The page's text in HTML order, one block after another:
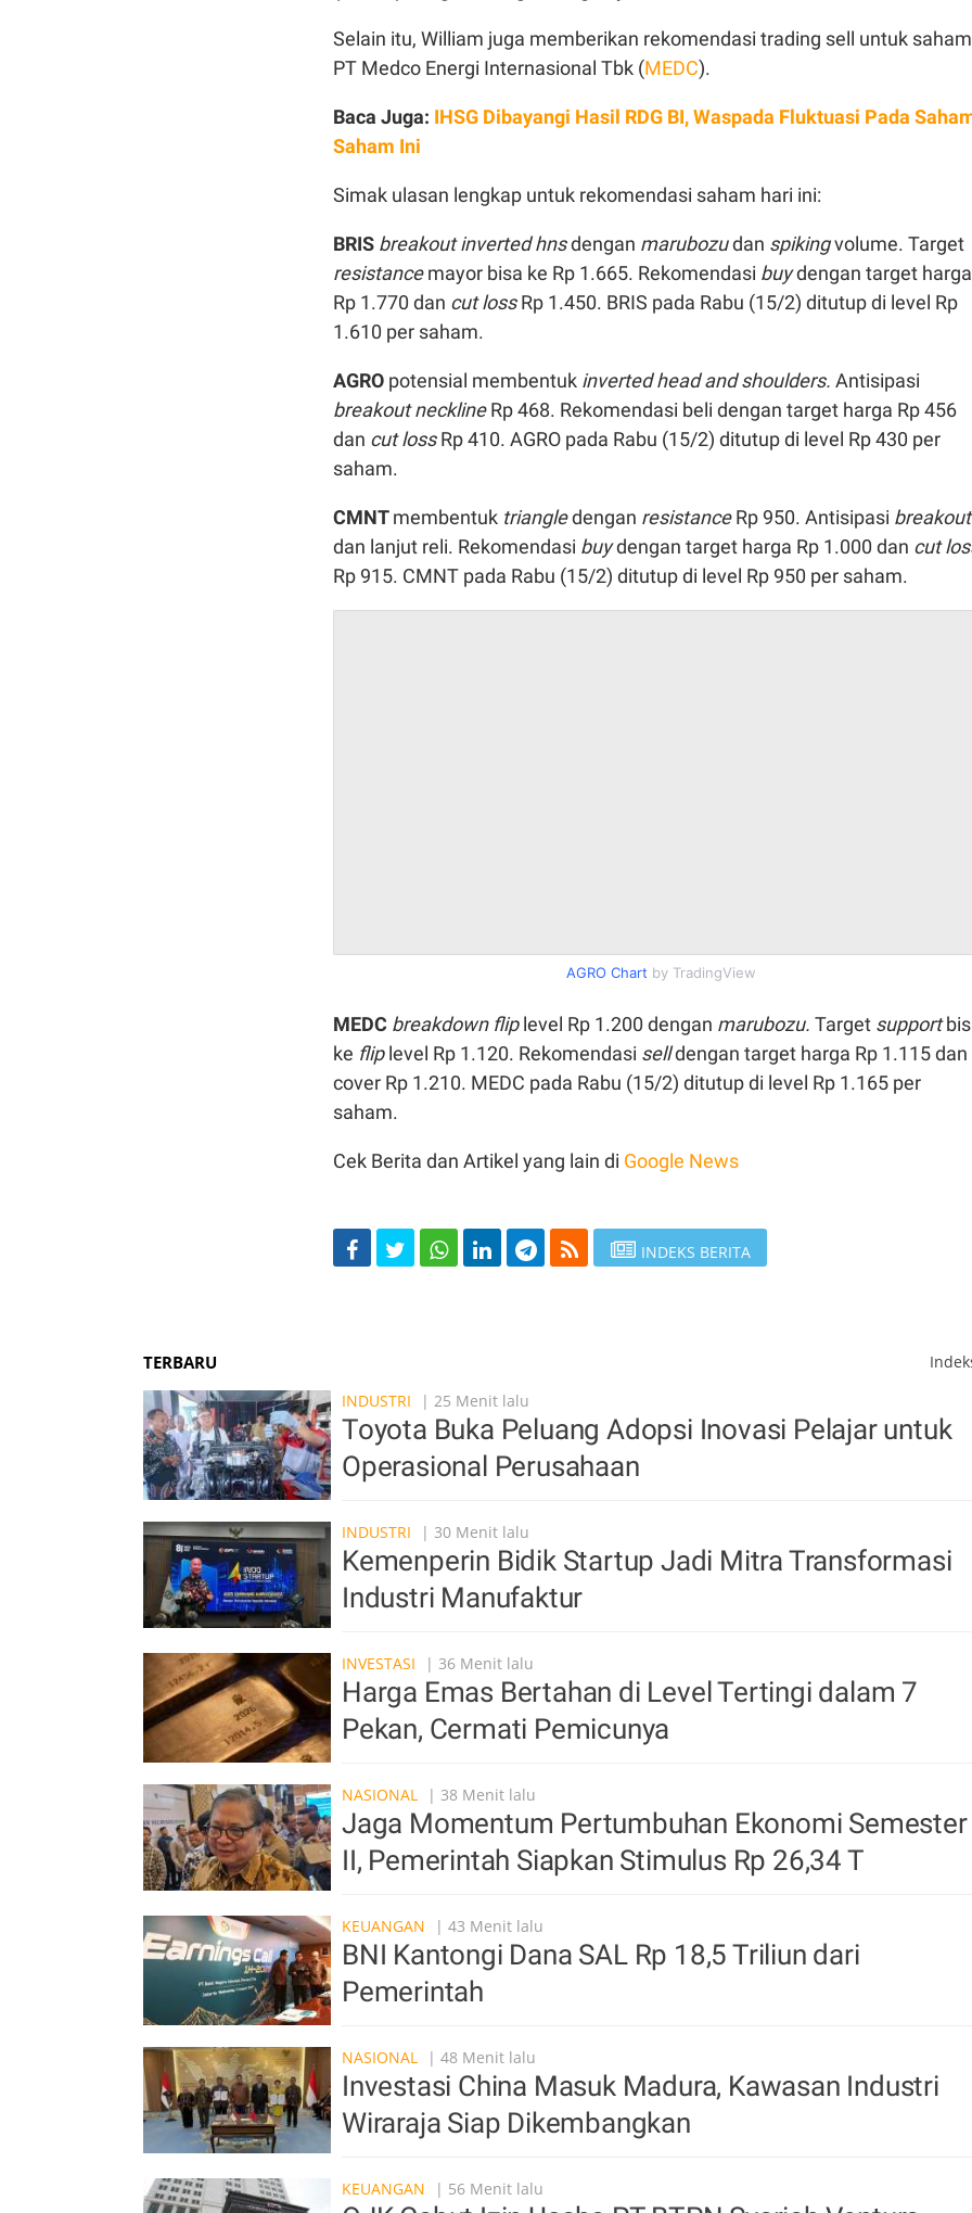
Selain itu, William juga memberikan rekomendasi trading sell untuk saham
PT Medco Energi Internasional Tbk (MEDC).
Baca Juga: IHSG Dibayangi Hasil RDG BI, Waspada Fluktuasi Pada
Saham Ini
Simak ulasan lengkap untuk rekomendasi saham hari ini:
BRIS breakout inverted hnsdengan marubozudan spikingvolume. Target
resistancemayor bisa ke Rp 1.665. Rekomendasi buydengan target harga
Rp 1.770 dan cut lossRp 1.450. BRIS pada Rabu (15/2) ditutup di level Rp
1.610 per saham.
AGRO potensial membentuk inverted head and shoulders. Antisipasi
breakout necklineRp 468. Rekomendasi beli dengan target harga Rp 456
dan cut lossRp 410. AGRO pada Rabu (15/2) ditutup di level Rp 430 per
saham.
CMNTmembentuk triangledengan resistanceRp 950. Antisipasi breakout
dan lanjut reli. Rekomendasi buydengan target harga Rp 1.000 dan cut
Rp 915. CMNT pada Rabu (15/2) ditutup di level Rp 950 per saham.
AGRO Chart by TradingView
MEDC breakdown fliplevel Rp 1.200 dengan marubozu. Target support
ke fliplevel Rp 1.120. Rekomendasi selldengan target harga Rp 1.115 dan
cover Rp 1.210. MEDC pada Rabu (15/2) ditutup di level Rp 1.165 per
saham.
Cek Berita dan Artikel yang lain di Google News
INDEKS BERITA
TERBARU
INDUSTRI
| 25 Menit lalu
Toyota Buka Peluang Adopsi Inovasi Pelajar untuk
Operasional Perusahaan
INDUSTRI | 30 Menit lalu
Kemenperin Bidik Startup Jadi Mitra Transformasi
Industri Manufaktur
INVESTASI | 36 Menit lalu
Harga Emas Bertahan di Level Tertingi dalam 7
Pekan, Cermati Pemicunya
NASIONAL | 38 Menit lalu
Jaga Momentum Pertumbuhan Ekonomi Semester
II, Pemerintah Siapkan Stimulus Rp 26,34 T
KEUANGAN | 43 Menit lalu
BNI Kantongi Dana SAL Rp 18,5 Triliun dari
Pemerintah
NASIONAL | 48 Menit lalu
Investasi China Masuk Madura, Kawasan Industri
Wiraraja Siap Dikembangkan
KEUANGAN | 56 Menit lalu